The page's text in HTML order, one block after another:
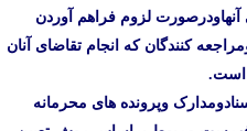
لزوم فراهم آوردن
کنندگان که انجام تقاضای آنان
وپرونده های محرمانه